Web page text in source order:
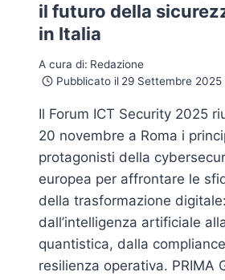
il futuro della
in Italia
A cura di: Redazione
Pubblicato il 29 Settembre 2025
Il Forum ICT Security 2025
20 novembre a Roma i
protagonisti della
europea per affrontare le
della trasformazione digitale:
dall’intelligenza artificiale
quantistica, dalla
resilienza operativa. PRIMA